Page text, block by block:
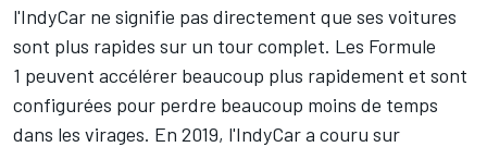
l'IndyCar ne signifie pas directement que ses voitures
sont plus rapides sur un tour complet. Les Formule
1 peuvent accélérer beaucoup plus rapidement et sont
configurées pour perdre beaucoup moins de temps
dans les virages. En 2019, l'IndyCar a couru sur